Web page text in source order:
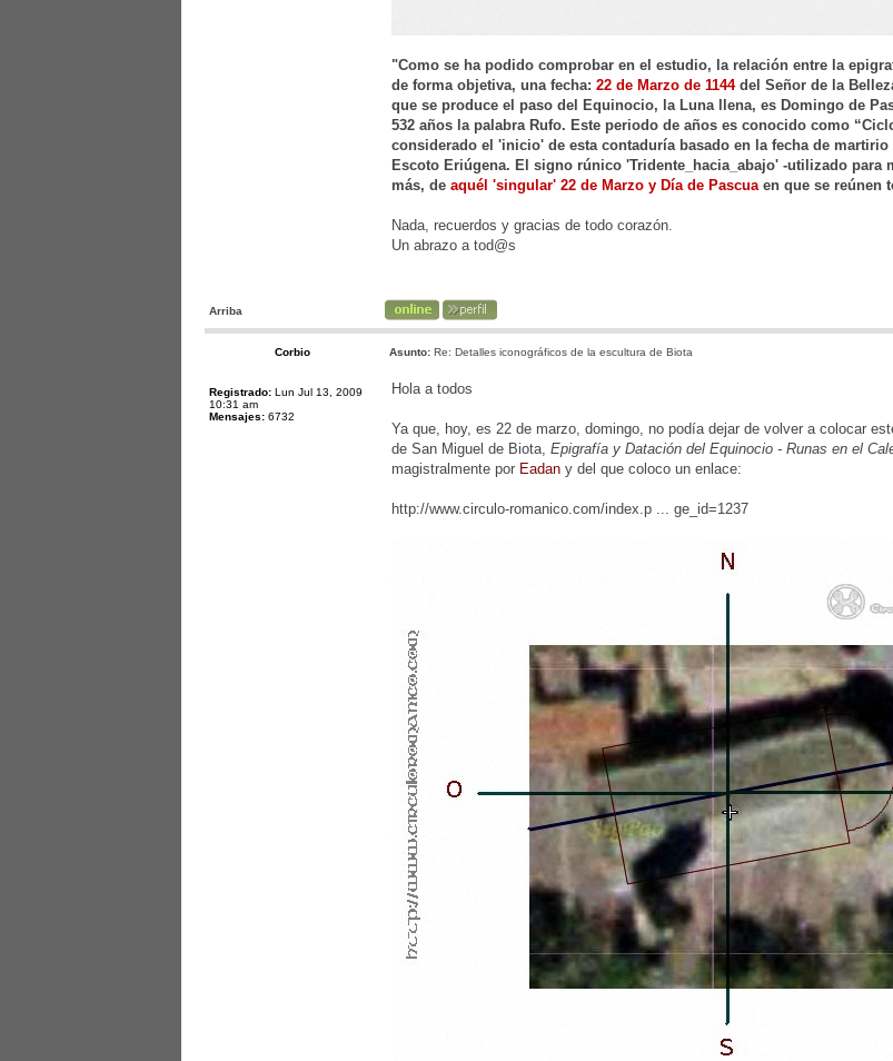
"Como se ha podido comprobar en el estudio, la relación entre la
de forma objetiva, una fecha: 22 de Marzo de 1144 del Señor de la
que se produce el paso del Equinocio, la Luna llena, es Domingo de
532 años la palabra Rufo. Este periodo de años es conocido como
considerado el 'inicio' de esta contaduría basado en la fecha de
Escoto Eriúgena. El signo rúnico 'Tridente_hacia_abajo' -utilizado
más, de aquél 'singular' 22 de Marzo y Día de Pascua en que se reúnen
Nada, recuerdos y gracias de todo corazón.
Un abrazo a tod@s
Arriba
Corbio Asunto: Re: Detalles iconográficos de la escultura de Biota
Registrado: Lun Jul 13, 2009
10:31 am
Mensajes: 6732
Hola a todos
Ya que, hoy, es 22 de marzo, domingo, no podía dejar de volver a colocar
de San Miguel de Biota, Epigrafía y Datación del Equinocio - Runas en el
magistralmente por Eadan y del que coloco un enlace:
http://www.circulo-romanico.com/index.p ... ge_id=1237